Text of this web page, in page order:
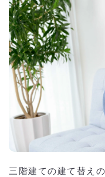
三階建ての建て替え